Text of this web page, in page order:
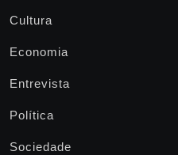
Cultura
Economia
Entrevista
Política
Sociedade